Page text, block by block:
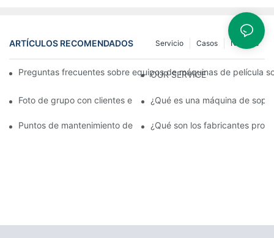
ARTÍCULOS RECOMENDADOS Noticias
Casos
Servicio
Preguntas frecuentes sobre equipos de máquinas de película
OUR SERVICE
Foto de grupo con clientes en la exposición¿Qué es una máquina de
Puntos de mantenimiento de la máquina de soplado de película
¿Qué son los fabricantes